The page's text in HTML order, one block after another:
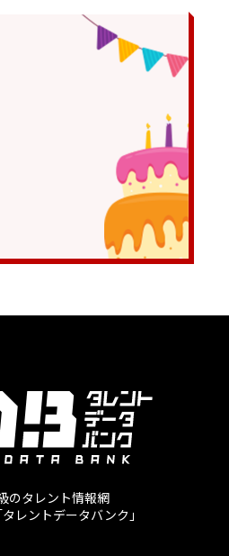
のタレント情報網
レントデータバンク」